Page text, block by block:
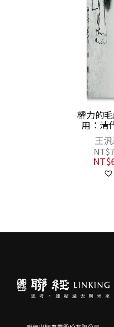
權力的
用：清
想、學
（修
王
NT$
NT$